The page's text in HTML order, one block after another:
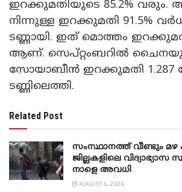
ഇറക്കുമതിയുടെ 85.2% വരും.
നിന്നുള്ള ഇറക്കുമതി 91.5%
ടണ്ണായി. ഇത് മൊത്തം
ആണ്. സെപ്റ്റംബറിൽ
സോയാബീൻ ഇറക്കുമതി 1.287
ടണ്ണിലെത്തി.
Related Post
സംസ്ഥാനത്ത് വീണ്ടും
ജില്ലകളിലെ
നാളെ അവധി
AUGUST 6, 2026